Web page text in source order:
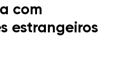
com
estrangeiros